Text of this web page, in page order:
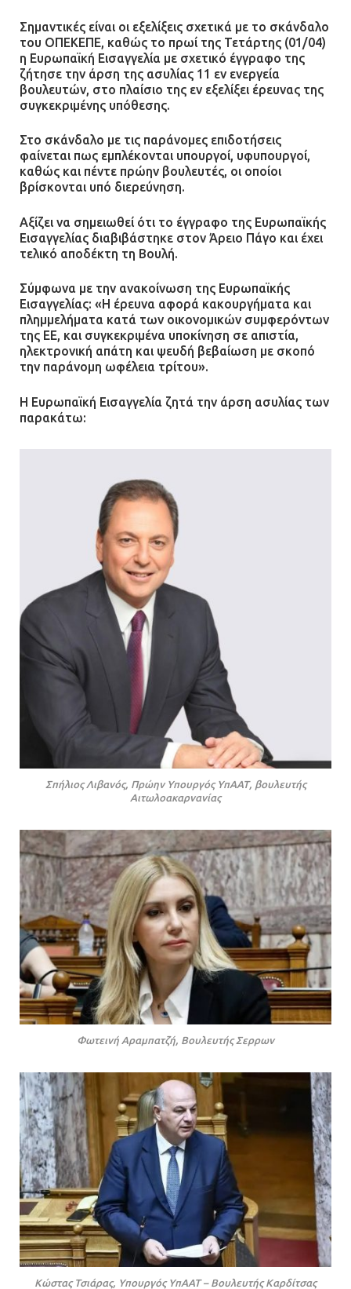
Σημαντικές είναι οι εξελίξεις σχετικά με το σκάνδαλο
του ΟΠΕΚΕΠΕ, καθώς το πρωί της Τετάρτης (01/04)
η Ευρωπαϊκή Εισαγγελία με σχετικό έγγραφο της
ζήτησε την άρση της ασυλίας 11 εν ενεργεία
βουλευτών, στο πλαίσιο της εν εξελίξει έρευνας της
συγκεκριμένης υπόθεσης.
Στο σκάνδαλο με τις παράνομες επιδοτήσεις
φαίνεται πως εμπλέκονται υπουργοί, υφυπουργοί,
καθώς και πέντε πρώην βουλευτές, οι οποίοι
βρίσκονται υπό διερεύνηση.
Αξίζει να σημειωθεί ότι το έγγραφο της Ευρωπαϊκής
Εισαγγελίας διαβιβάστηκε στον Άρειο Πάγο και έχει
τελικό αποδέκτη τη Βουλή.
Σύμφωνα με την ανακοίνωση της Ευρωπαϊκής
Εισαγγελίας: «Η έρευνα αφορά κακουργήματα και
πλημμελήματα κατά των οικονομικών συμφερόντων
της ΕΕ, και συγκεκριμένα υποκίνηση σε απιστία,
ηλεκτρονική απάτη και ψευδή βεβαίωση με σκοπό
την παράνομη ωφέλεια τρίτου».
Η Ευρωπαϊκή Εισαγγελία ζητά την άρση ασυλίας των
παρακάτω:
Σπήλιος Λιβανός, Πρώην Υπουργός ΥπΑΑΤ, βουλευτής
Αιτωλοακαρνανίας
Φωτεινή Αραμπατζή, Βουλευτής Σερρων
Κώστας Τσιάρας, Υπουργός ΥπΑΑΤ – Βουλευτής Καρδίτσας